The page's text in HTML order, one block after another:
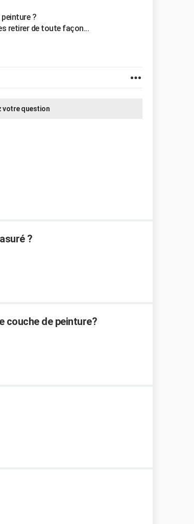
?
retirer de toute façon...
votre question
?
couche de peinture?